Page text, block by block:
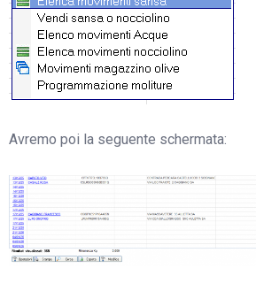
Avremo poi la seguente schermata: